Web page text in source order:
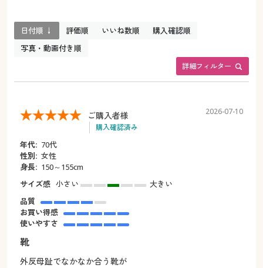
詳細フィルター
日付順 ↓ 評価順 いいね数順
購入確認順
写真・動画付き順
ご購入者様
購入確認済み
2026-07-10
年代: 70代
性別: 女性
身長: 150～155cm
サイズ感 小さい
大きい
品質
お買い得感
使いやすさ
靴
外反母趾でなかなか合う靴が